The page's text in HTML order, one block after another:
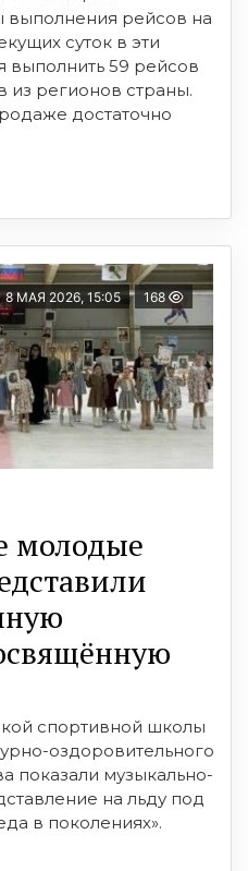
выполнения рейсов на
суток в эти
выполнить 59 рейсов
из регионов страны.
достаточно
8 МАЯ 2026, 15:05 168
молодые
спортивной школы
оздоровительного
показали музыкально-
на льду под
в поколениях».